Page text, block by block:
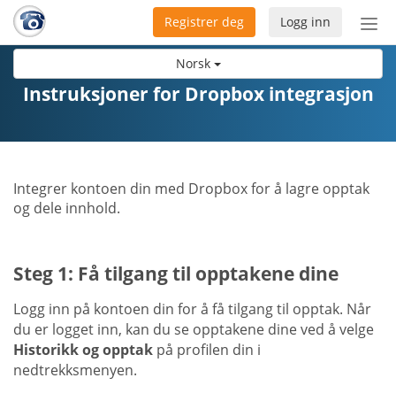
Norsk
Bytt
Logg inn
Registrer deg
Instruksjoner for Dropbox integrasjon
Integrer kontoen din med Dropbox for å lagre opptak
og dele innhold.
Steg 1: Få tilgang til opptakene dine
Logg inn på kontoen din for å få tilgang til opptak. Når
du er logget inn, kan du se opptakene dine ved å velge
Historikk og opptak på profilen din i
nedtrekksmenyen.